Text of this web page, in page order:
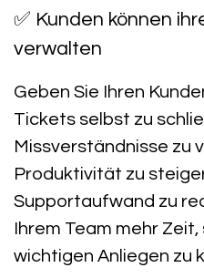
✅ Kunden können
verwalten
Geben Sie Ihren
Tickets selbst zu
Missverständnisse zu
Produktivität zu
Supportaufwand zu
Ihrem Team mehr
wichtigen Anliegen zu